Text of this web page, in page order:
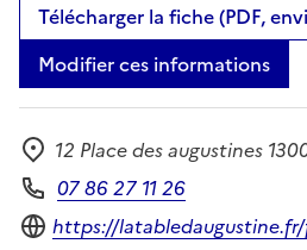
Télécharger la fiche (PDF,
Modifier ces informations
Adresse
12 Place des augustines
Téléphone
07 86 27 11 26
Site internet
https://